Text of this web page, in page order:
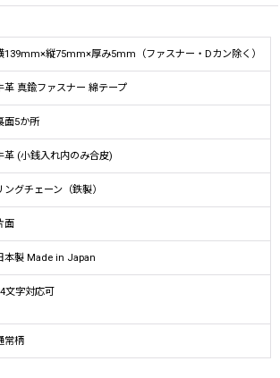
139mm×縦75mm×厚み5mm（ファスナー・Dカン除く）
革 真鍮ファスナー 綿テープ
面5か所
革 (小銭入れ内のみ合皮)
ングチェーン（鉄製）
面
本製 Made in Japan
文字対応可
常柄